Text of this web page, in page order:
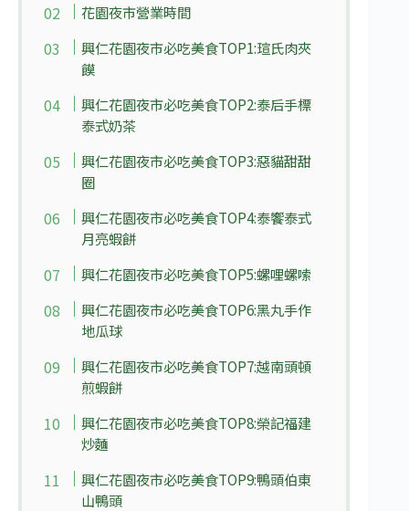
花園夜市營業時間
興仁花園夜市必吃美食TOP1:瑄氏肉夾
饃
興仁花園夜市必吃美食TOP2:泰后手標
泰式奶茶
興仁花園夜市必吃美食TOP3:惡貓甜甜
圈
興仁花園夜市必吃美食TOP4:泰饗泰式
月亮蝦餅
興仁花園夜市必吃美食TOP5:螺哩螺嗦
興仁花園夜市必吃美食TOP6:黑丸手作
地瓜球
興仁花園夜市必吃美食TOP7:越南頭頓
煎蝦餅
興仁花園夜市必吃美食TOP8:榮記福建
炒麵
興仁花園夜市必吃美食TOP9:鴨頭伯東
山鴨頭